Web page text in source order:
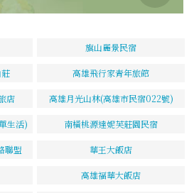
旗山麗景民宿
高雄飛行家青年旅館
店 高雄月光山林(高雄市民宿022號)
生活) 南橫桃源達妮芙莊園民宿
聯盟 華王大飯店
高雄福華大飯店